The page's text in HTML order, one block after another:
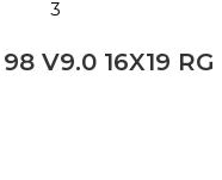
V9.0 16X19 RG